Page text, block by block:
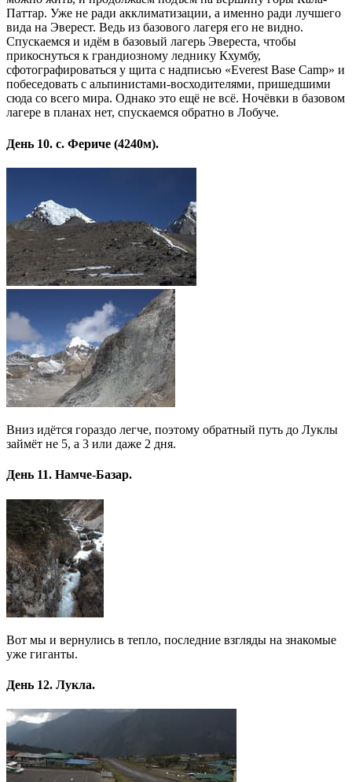
Паттар. Уже не ради акклиматизации, а именно ради лучшего
вида на Эверест. Ведь из базового лагеря его не видно.
Спускаемся и идём в базовый лагерь Эвереста, чтобы
прикоснуться к грандиозному леднику Кхумбу,
сфотографироваться у щита с надписью «Everest Base Camp» и
побеседовать с альпинистами-восходителями, пришедшими
сюда со всего мира. Однако это ещё не всё. Ночёвки в базовом
лагере в планах нет, спускаемся обратно в Лобуче.
День 10. с. Фериче (4240м).
Вниз идётся гораздо легче, поэтому обратный путь до Луклы
займёт не 5, а 3 или даже 2 дня.
День 11. Намче-Базар.
Вот мы и вернулись в тепло, последние взгляды на знакомые
уже гиганты.
День 12. Лукла.